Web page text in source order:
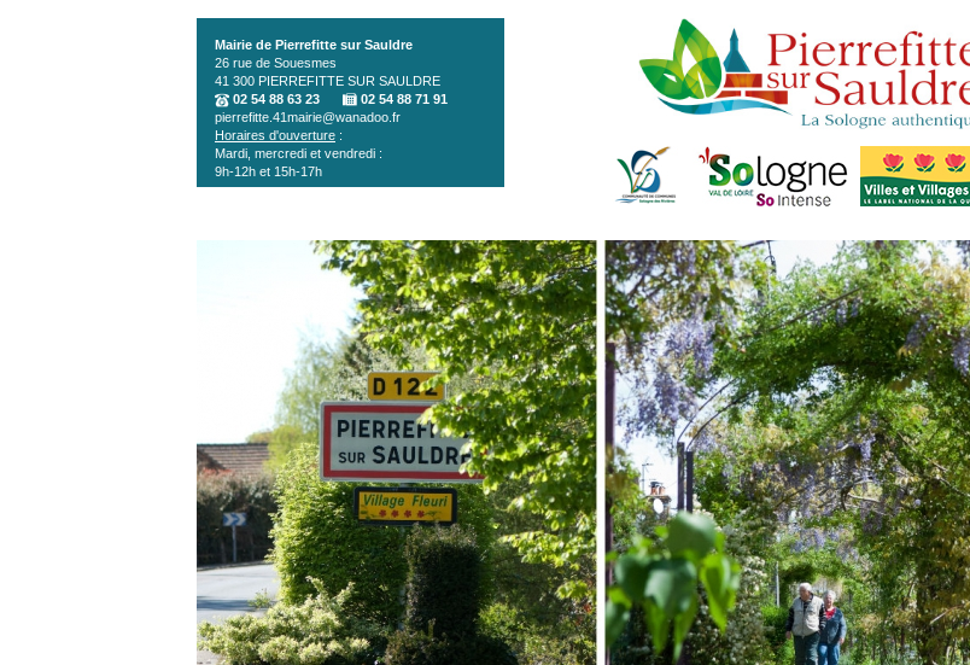
Mairie de Pierrefitte sur Sauldre
26 rue de Souesmes
41 300 PIERREFITTE SUR SAULDRE
02 54 88 63 23
02 54 88 71 91
pierrefitte.41mairie@wanadoo.fr
Horaires d'ouverture :
Mardi, mercredi et vendredi :
9h-12h et 15h-17h